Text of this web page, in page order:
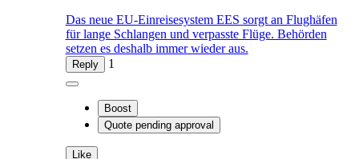
Das neue EU-Einreisesystem EES sorgt an Flughäfen
für lange Schlangen und verpasste Flüge. Behörden
setzen es deshalb immer wieder aus.
Reply 1
Boost
Quote pending approval
Like